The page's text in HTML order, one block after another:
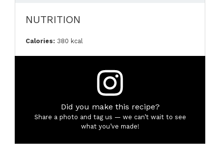
NUTRITION
Calories: 380 kcal
Did you make this recipe?
Share a photo and tag us — we can’t wait to see
what you’ve made!